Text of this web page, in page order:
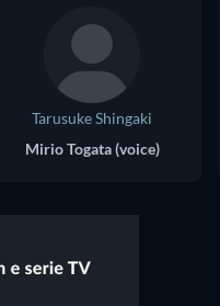
Tarusuke Shingaki
Mirio Togata (voice)